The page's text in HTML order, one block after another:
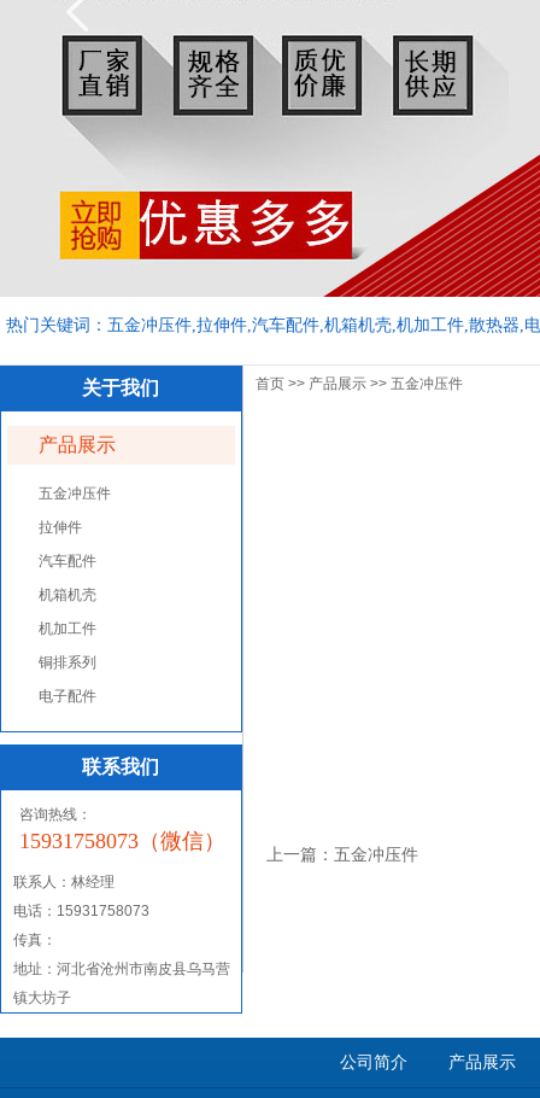
热门关键词：五金冲压件,拉伸件,汽车配件,机箱机壳,机加工件,散热器,
关于我们
产品展示
五金冲压件
拉伸件
汽车配件
机箱机壳
机加工件
铜排系列
电子配件
联系我们
咨询热线：
15931758073（微信）
联系人： 林经理
电话：15931758073
传真：
地址：河北省沧州市南皮县乌马营
镇大坊子
首页 >> 产品展示 >> 五金冲压件
上一篇： 五金冲压件
公司简介 产品展示